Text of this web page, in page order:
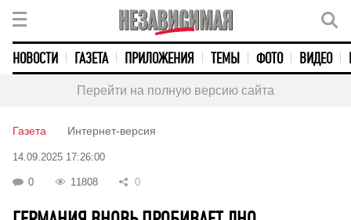
НОВОСТИ ГАЗЕТА ПРИЛОЖЕНИЯ ТЕМЫ ФОТО ВИДЕО
Перейти на полную версию сайта
Газета Интернет-версия
14.09.2025 17:26:00
0 11808 0